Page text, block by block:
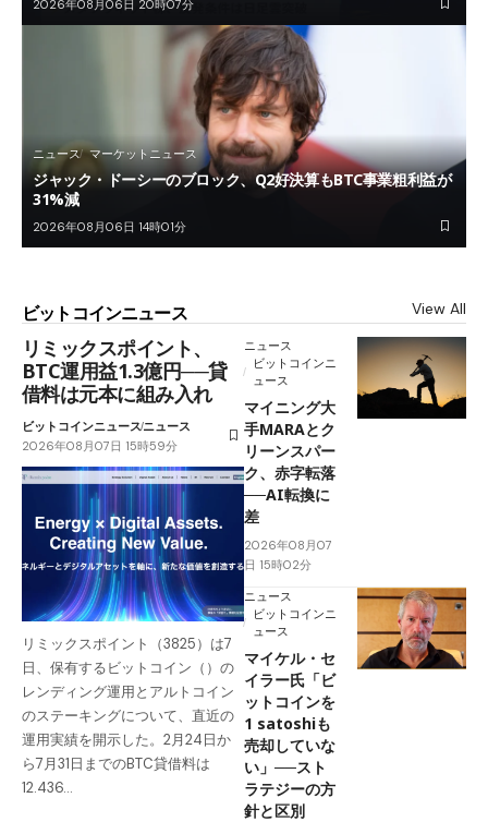
2026年08月06日 20時07分
ニュース マーケットニュース
ジャック・ドーシーのブロック、Q2好決算もBTC事業粗利益が
31%減
2026年08月06日 14時01分
ビットコインニュース View All
リミックスポイント、
BTC運用益1.3億円──貸
借料は元本に組み入れ
ビットコインニュースニュース
2026年08月07日 15時59分
リミックスポイント（3825）は7
日、保有するビットコイン（）の
レンディング運用とアルトコイン
のステーキングについて、直近の
運用実績を開示した。2月24日か
ら7月31日までのBTC貸借料は
12.436…
ニュース
ビットコインニ
ュース
マイニング大
手MARAとク
リーンスパー
ク、赤字転落
──AI転換に
差
2026年08月07
日 15時02分
ニュース
ビットコインニ
ュース
マイケル・セ
イラー氏「ビ
ットコインを
1 satoshiも
売却していな
い」──スト
ラテジーの方
針と区別